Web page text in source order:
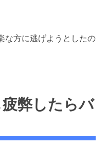
な方に逃げようとしたの
弊したらバ